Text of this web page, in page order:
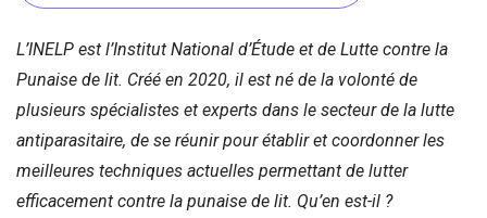
L’INELP est l’Institut National d’Étude et de Lutte contre la
Punaise de lit. Créé en 2020, il est né de la volonté de
plusieurs spécialistes et experts dans le secteur de la lutte
antiparasitaire, de se réunir pour établir et coordonner les
meilleures techniques actuelles permettant de lutter
efficacement contre la punaise de lit. Qu’en est-il ?